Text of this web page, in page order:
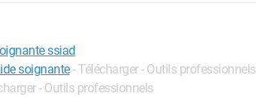
ssiad
soignante- Télécharger - Outils professionnels
- Outils professionnels